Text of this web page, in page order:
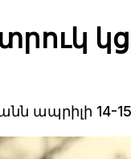
ապրիլի 14-